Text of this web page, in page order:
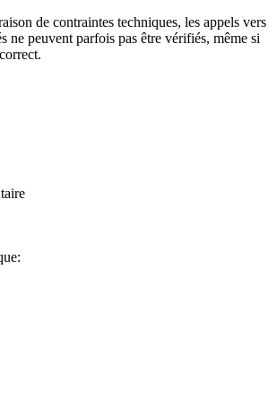
de contraintes techniques, les appels vers
ne peuvent parfois pas être vérifiés, même si